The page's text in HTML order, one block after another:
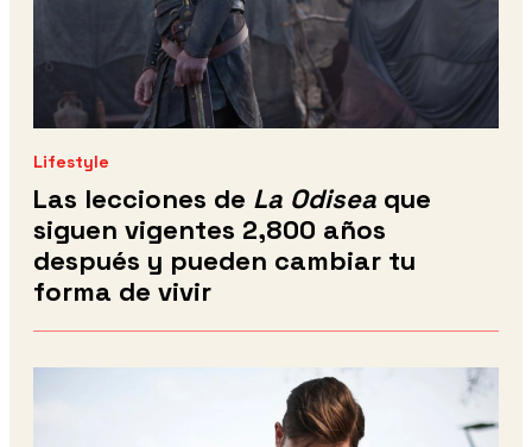
Lifestyle
Las lecciones de La Odisea que
siguen vigentes 2,800 años
después y pueden cambiar tu
forma de vivir